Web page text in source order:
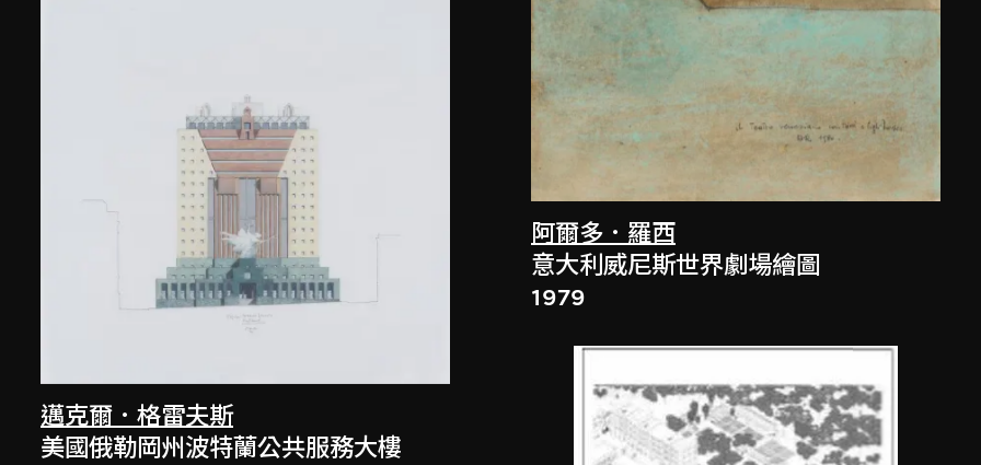
邁克爾．格雷夫斯
美國俄勒岡州波特蘭公共服務大樓
阿爾多．羅西
意大利威尼斯世界劇場繪圖
1979